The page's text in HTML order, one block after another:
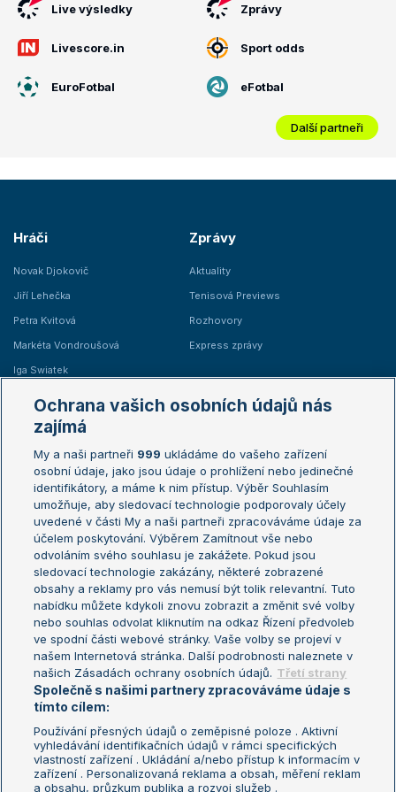
Live výsledky Zprávy
Livescore.in Sport odds
EuroFotbal eFotbal
Další partneři
Hráči
Novak Djokovič
Jiří Lehečka
Petra Kvitová
Markéta Vondroušová
Iga Swiatek
Zprávy
Aktuality
Tenisová Previews
Rozhovory
Express zprávy
Žebříčky
Žebříček ATP (muži)
Žebříček WTA (ženy)
Sázkařský žebříček
Australian Open
French Open
Wimbledon
US Open
Turnaj mistrů
Turnaj mistryň
Aktualní trendy
Fotbalové přestupy
Livesport Daily
LS Prague Open
Podmínky užití
Nastavení soukromí
GDPR a žurnalistika
Reklama
Ochrana vašich osobních údajů nás
zajímá
My a naši partneři 999 ukládáme do vašeho zařízení
osobní údaje, jako jsou údaje o prohlížení nebo jedinečné
identifikátory, a máme k nim přístup. Výběr Souhlasím
umožňuje, aby sledovací technologie podporovaly účely
uvedené v části My a naši partneři zpracováváme údaje za
účelem poskytování. Výběrem Zamítnout vše nebo
odvoláním svého souhlasu je zakážete. Pokud jsou
sledovací technologie zakázány, některé zobrazené
obsahy a reklamy pro vás nemusí být tolik relevantní. Tuto
nabídku můžete kdykoli znovu zobrazit a změnit své volby
nebo souhlas odvolat kliknutím na odkaz Řízení předvoleb
ve spodní části webové stránky. Vaše volby se projeví v
našem Internetová stránka. Další podrobnosti naleznete v
našich Zásadách ochrany osobních údajů. Třetí strany
Společně s našimi partnery zpracováváme údaje s
tímto cílem:
Používání přesných údajů o zeměpisné poloze . Aktivní
vyhledávání identifikačních údajů v rámci specifických
vlastností zařízení . Ukládání a/nebo přístup k informacím v
zařízení . Personalizovaná reklama a obsah, měření reklam
a obsahu, průzkum publika a rozvoj služeb .